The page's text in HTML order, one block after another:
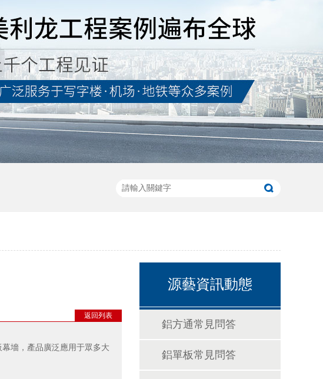
返回列表
墻，產品廣泛應用于眾多大
源藝資訊動態
鋁方通常見問答
鋁單板常見問答